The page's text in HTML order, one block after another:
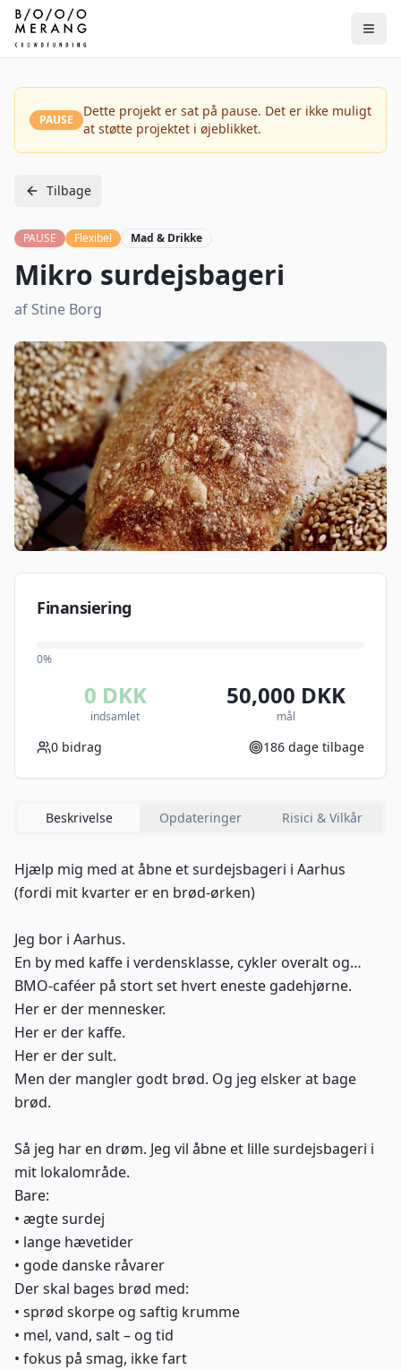
PAUSE
Dette projekt er sat på pause. Det er ikke muligt
at støtte projektet i øjeblikket.
Tilbage
PAUSE Flexibel Mad & Drikke
Mikro surdejsbageri
afStine Borg
Finansiering
0%
0 DKK
indsamlet
50,000 DKK
mål
0 bidrag 186 dage tilbage
Beskrivelse Opdateringer Risici & Vilkår
Hjælp mig med at åbne et surdejsbageri i Aarhus
(fordi mit kvarter er en brød-ørken)
Jeg bor i Aarhus.
En by med kaffe i verdensklasse, cykler overalt og…
BMO-caféer på stort set hvert eneste gadehjørne.
Her er der mennesker.
Her er der kaffe.
Her er der sult.
Men der mangler godt brød. Og jeg elsker at bage
brød.
Så jeg har en drøm. Jeg vil åbne et lille surdejsbageri i
mit lokalområde.
Bare:
• ægte surdej
• lange hævetider
• gode danske råvarer
Der skal bages brød med:
• sprød skorpe og saftig krumme
• mel, vand, salt – og tid
• fokus på smag, ikke fart